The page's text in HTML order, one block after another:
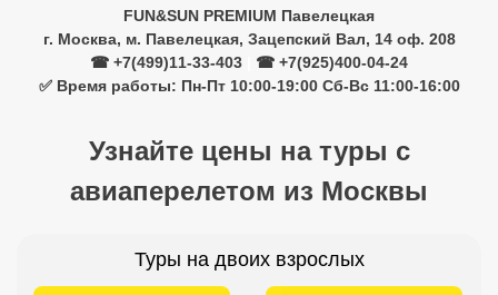
FUN&SUN PREMIUM Павелецкая
г. Москва, м. Павелецкая, Зацепский Вал, 14 оф. 208
☎ +7(499)11-33-403
☎ +7(925)400-04-24
✅ Время работы: Пн-Пт 10:00-19:00 Сб-Вс 11:00-16:00
Узнайте цены на туры с
авиаперелетом из Москвы
Туры на двоих взрослых
Сетевые отели Сейшел
Сетевые отели Маврикия